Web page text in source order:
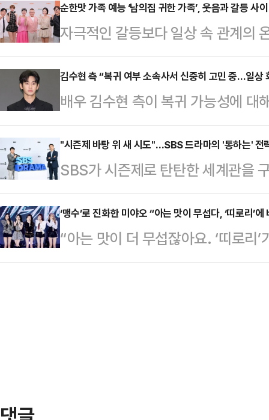
3월 지창욱을 대상으로 비정기 세
내외 활동 수익과 출연료 정산, 소
펴본 뒤 수십억원대 추징금을 통보
소속사 스프링컴퍼니는 “확인 중”
소득 누락이나 탈루 여부에 대한 구
에서는 최근 배우와 가…
순한맛 가족 예능 ‘남의집 귀한 가족’, 웃음과 갈등 사
자극적인 갈등보다 일상 속 관계의
오전 열린 MBN ‘남의집 귀한 가족
출연진 고준희, 박미선, 이봉원, 신
족’은 스타 가족의 웃음과 갈등, 사
리얼리티다.박미선은 복귀를 결심
귀 후 많은 연락을 받지는 못했다”
감도 없고 체력도 예전 같지 않아
지 않을까…
김수현 측 “복귀 여부 소속사서 신중히 고민 중…일상
배우 김수현 측이 복귀 가능성에 대
리인 고상록 변호사는 지난 1일
해 김수현의 복귀 계획을 두고 “구
하고 있다”고 말했다.이어 “끝까지
에 설 수 있도록 노력하겠다”고 밝
복귀가 최우선”이라며 당장 활동
라는 점을 강조했다.고 변호사는 김
나게 사이버 범죄 …
"시즌제 바탕 위 새 시도"…SBS 드라마의 '통하는'
SBS가 시즌제로 탄탄한 세계관을
를 유발한다.1일 서울 마포구 호텔
DRAMA: NEXT EPISODE'에서는
실장이 SBS 드라마 성과를 짚고
드라마의 성과를 짚었다. '열혈사제
‘맹수’로 진화한 미야오 “아는 맛이 무섭다, ‘띠로리’
“아는 맛이 더 무섭잖아요. ‘띠로리
(MEOVV)가 익숙하면서도 새로운,